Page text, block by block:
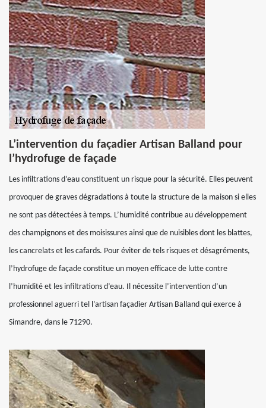
L’intervention du façadier Artisan Balland pour
l’hydrofuge de façade
Les infiltrations d’eau constituent un risque pour la sécurité. Elles peuvent
provoquer de graves dégradations à toute la structure de la maison si elles
ne sont pas détectées à temps. L’humidité contribue au développement
des champignons et des moisissures ainsi que de nuisibles dont les blattes,
les cancrelats et les cafards. Pour éviter de tels risques et désagréments,
l’hydrofuge de façade constitue un moyen efficace de lutte contre
l’humidité et les infiltrations d’eau. Il nécessite l’intervention d’un
professionnel aguerri tel l’artisan façadier Artisan Balland qui exerce à
Simandre, dans le 71290.